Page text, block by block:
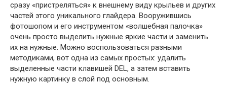
сразу «пристреляться» к внешнему виду крыльев и других
частей этого уникального глайдера. Вооружившись
фотошопом и его инструментом «волшебная палочка»
очень просто выделить нужные яркие части и заменить
их на нужные. Можно воспользоваться разными
методиками, вот одна из самых простых: удалить
выделенные части клавишей DEL, а затем вставить
нужную картинку в слой под основным.